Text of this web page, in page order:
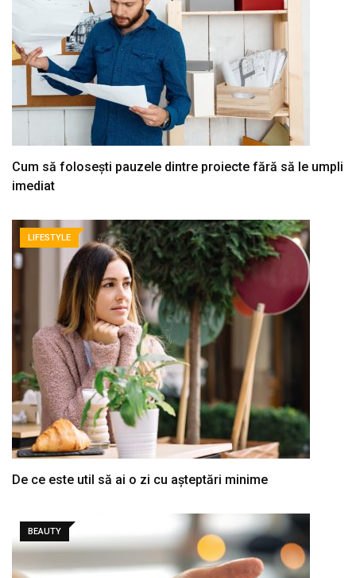
Cum să folosești pauzele dintre proiecte fără să le umpli
imediat
LIFESTYLE
De ce este util să ai o zi cu așteptări minime
BEAUTY